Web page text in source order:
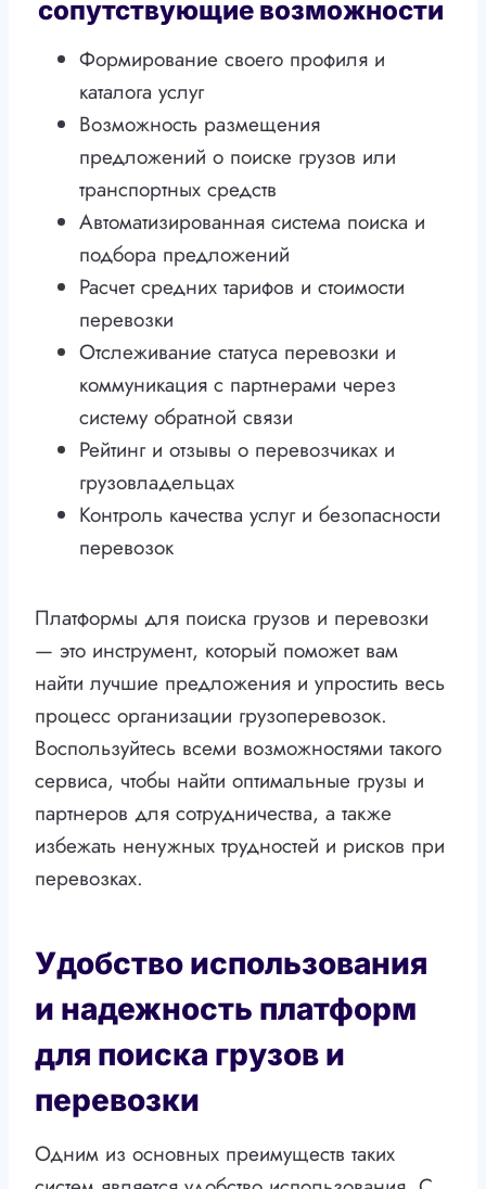
сопутствующие возможности
Формирование своего профиля и
каталога услуг
Возможность размещения
предложений о поиске грузов или
транспортных средств
Автоматизированная система поиска и
подбора предложений
Расчет средних тарифов и стоимости
перевозки
Отслеживание статуса перевозки и
коммуникация с партнерами через
систему обратной связи
Рейтинг и отзывы о перевозчиках и
грузовладельцах
Контроль качества услуг и безопасности
перевозок
Платформы для поиска грузов и перевозки
— это инструмент, который поможет вам
найти лучшие предложения и упростить весь
процесс организации грузоперевозок.
Воспользуйтесь всеми возможностями такого
сервиса, чтобы найти оптимальные грузы и
партнеров для сотрудничества, а также
избежать ненужных трудностей и рисков при
перевозках.
Удобство использования
и надежность платформ
для поиска грузов и
перевозки
Одним из основных преимуществ таких